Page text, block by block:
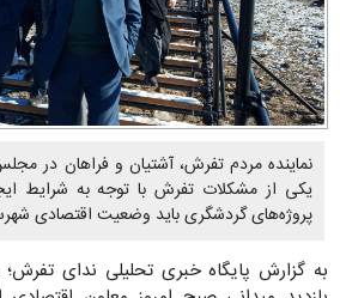
نماینده مردم تفرش، آشتیان و فراهان در
یکی از مشکلات تفرش با توجه به شرایط
پروژه‌های گردشگری باید وضعیت اقتصادی
به گزارش پایگاه خبری تحلیلی ندای تفرش؛